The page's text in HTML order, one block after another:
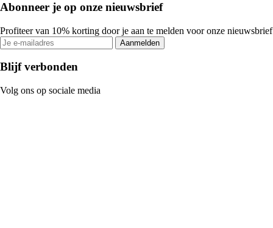
Abonneer je op onze nieuwsbrief
Profiteer van 10% korting door je aan te melden voor onze nieuwsbrief
Aanmelden
Blijf verbonden
Volg ons op sociale media